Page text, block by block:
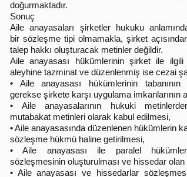
doğurmaktadır.
Sonuç
Aile anayasaları şirketler hukuku
bir sözleşme tipi olmamakla, şirket
talep hakkı oluşturacak metinler değildir.
Aile anayasası hükümlerinin şirket ile ilgili
aleyhine tazminat ve düzenlenmiş ise cezai
• Aile anayasası hükümlerinin
gerekse şirkete karşı uygulama imkanlarının
• Aile anayasalarının hukuki
mutabakat metinleri olarak kabul edilmesi,
• Aile anayasasında düzenlenen hükümlerin
sözleşme hükmü haline getirilmesi,
• Aile anayasası ile paralel
sözleşmesinin oluşturulması ve hissedar
• Aile anayasası ve hissedarlar